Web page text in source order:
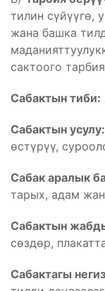
тилин сүйүүгө,
жана башка
сактоого
Сабактын тиби:
Сабактын усулу:
өстүрүү,
Сабак аралык
тарых, адам
Сабактын
сөздөр,
Сабактагы